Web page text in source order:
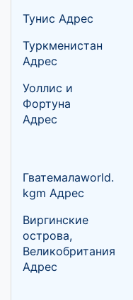
Тунис Адрес
Туркменистан
Адрес
Уоллис и
Фортуна
Адрес
Гватемалаworld.
kgm Адрес
Виргинские
острова,
Великобритания
Адрес